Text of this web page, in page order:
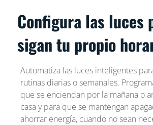
Configura las luces
sigan tu propio
Automatiza las luces inteligentes
rutinas diarias o semanales.
que se enciendan por la mañana o
casa y para que se mantengan
ahorrar energía, cuando no sean